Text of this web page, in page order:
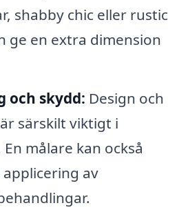
shabby chic eller rustic
ge en extra dimension
och skydd: Design och
särskilt viktigt i
målare kan också
av